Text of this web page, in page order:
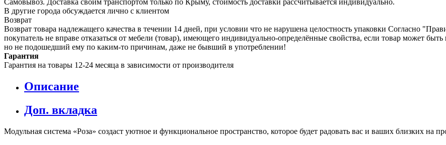
В другие города обсуждается лично с клиентом
Возврат
Возврат товара надлежащего качества в течении 14 дней, при условии что не нарушена целостность упаковки Согласно
покупатель не вправе отказаться от мебели (товар), имеющего индивидуально-определённые свойства, если товар может
но не подошедший eмy по каким-то причинам, даже не бывший в употреблении!
Гарантия
Гарантия на товары 12-24 месяца в зависимости от производителя
Описание
Доп. вкладка
Модульная система «Роза» создаст уютное и функциональное пространство, которое будет радовать вас и ваших близких на